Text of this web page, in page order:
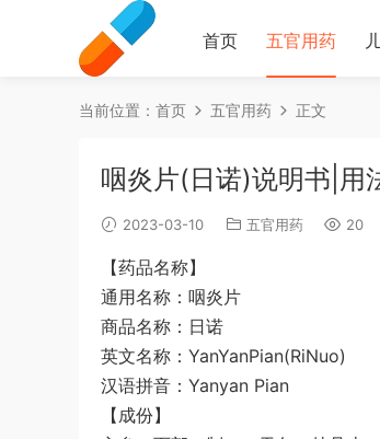
首页 五官用药
当前位置： 首页 五官用药 正文
咽炎片(日诺)说明书|用
2023-03-10 五官用药 20
【药品名称】
通用名称：咽炎片
商品名称：日诺
英文名称：YanYanPian(RiNuo)
汉语拼音：Yanyan Pian
【成份】